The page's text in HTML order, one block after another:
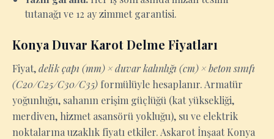
tutanağı ve 12 ay zimmet garantisi.
Konya Duvar Karot Delme Fiyatları
Fiyat,delik çapı (mm) × duvar kalınlığı (cm) × beton sınıfı
(C20/C25/C30/C35) formülüyle hesaplanır. Armatür
yoğunluğu, sahanın erişim güçlüğü (kat yüksekliği,
merdiven, hizmet asansörü yokluğu), su ve elektrik
noktalarına uzaklık fiyatı etkiler. Askarot İnşaat Konya